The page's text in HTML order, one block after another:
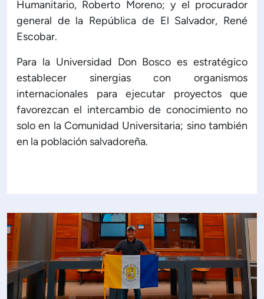
Humanitario, Roberto Moreno; y el procurador
general de la República de El Salvador, René
Escobar.
Para la Universidad Don Bosco es estratégico
establecer sinergias con organismos
internacionales para ejecutar proyectos que
favorezcan el intercambio de conocimiento no
solo en la Comunidad Universitaria; sino también
en la población salvadoreña.